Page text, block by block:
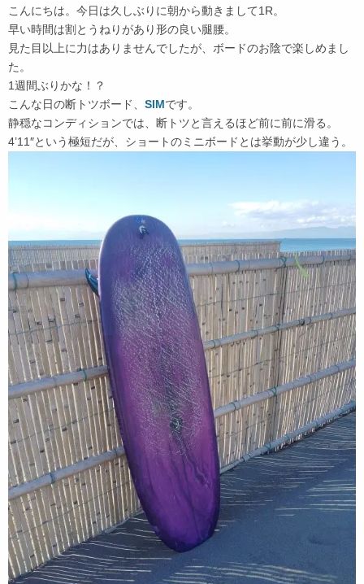
こんにちは。今日は久しぶりに朝から動きまして1R。
早い時間は割とうねりがあり形の良い腿腰。
見た目以上に力はありませんでしたが、ボードのお陰で楽しめまし
た。
1週間ぶりかな！？
こんな日の断トツボード、 SIMです。
静穏なコンディションでは、断トツと言えるほど前に前に滑る。
4’11″という極短だが、ショートのミニボードとは挙動が少し違う。